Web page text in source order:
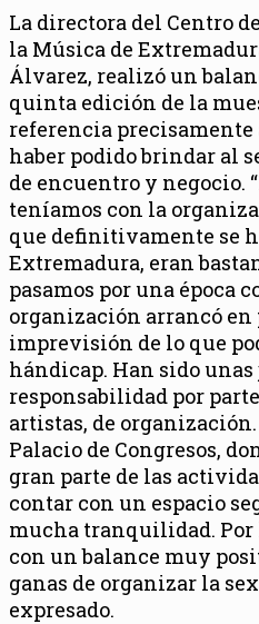
La directora del Centro
la Música de
Álvarez, realizó un
quinta edición de la
referencia precisamente
haber podido brindar al
de encuentro y negocio.
teníamos con la
que definitivamente se
Extremadura, eran
pasamos por una época
organización arrancó
imprevisión de lo que
hándicap. Han sido
responsabilidad por
artistas, de
Palacio de Congresos,
gran parte de las
contar con un espacio
mucha tranquilidad. Por
con un balance muy
ganas de organizar la
expresado.